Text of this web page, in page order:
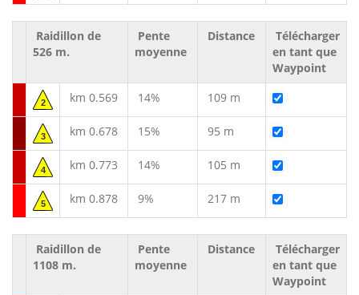
Raidillon de
526 m.
Pente
moyenne
Distance
Télécharger
en tant que
Waypoint
2 km 0.569 14% 109 m
3 km 0.678 15% 95 m
4 km 0.773 14% 105 m
5 km 0.878 9% 217 m
Raidillon de
1108 m.
Pente
moyenne
Distance
Télécharger
en tant que
Waypoint